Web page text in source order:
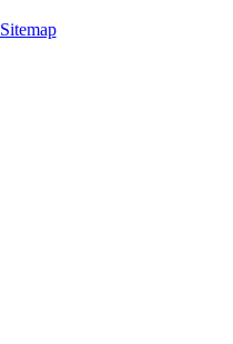
Sitemap